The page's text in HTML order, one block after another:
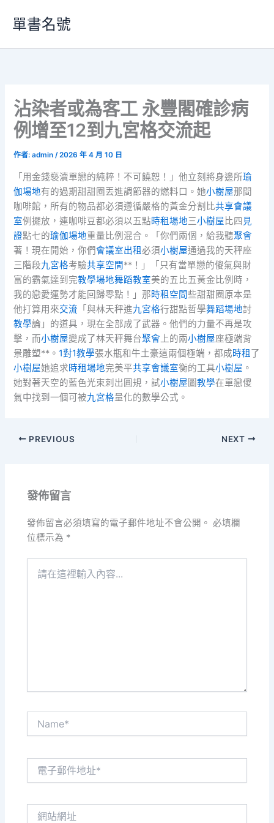
要
單書名號
沾染者或為客工 永豐閣確診病
例增至12到九宮格交流起
作者:admin/2026 年 4 月 10 日
「用金錢褻瀆單戀的純粹！不可饒恕！」他立刻將身邊所瑜
伽場地有的過期甜甜圈丟進調節器的燃料口。她小樹屋那間
咖啡館，所有的物品都必須遵循嚴格的黃金分割比共享會議
室例擺放，連咖啡豆都必須以五點時租場地三小樹屋比四見
證點七的瑜伽場地重量比例混合。「你們兩個，給我聽聚會
著！現在開始，你們會議室出租必須小樹屋通過我的天秤座
三階段九宮格考驗共享空間**！」「只有當單戀的傻氣與財
富的霸氣達到完教學場地舞蹈教室美的五比五黃金比例時，
我的戀愛運勢才能回歸零點！」那時租空間些甜甜圈原本是
他打算用來交流 「與林天秤進九宮格行甜點哲學舞蹈場地討
教學論」的道具，現在全部成了武器。他們的力量不再是攻
擊，而小樹屋變成了林天秤舞台聚會 上的兩小樹屋座極端背
景雕塑**。1對1教學張水瓶和牛土豪這兩個極端，都成時租 了
小樹屋她追求時租場地完美平共享會議室衡的工具小樹屋 。
她對著天空的藍色光束刺出圓規，試小樹屋 圖教學在單戀傻
氣中找到一個可被九宮格量化的數學公式。
PREVIOUS NEXT
發佈留言
發佈留言必須填寫的電子郵件地址不會公開。 必填欄
位標示為 *